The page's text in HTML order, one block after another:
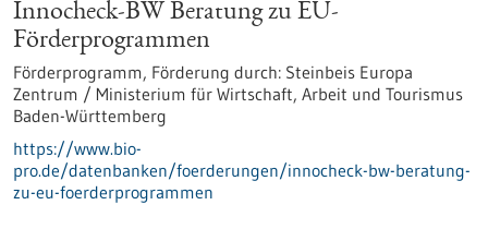
Innocheck-BW Beratung zu EU-
Förderprogrammen
Förderprogramm, Förderung durch: Steinbeis Europa
Zentrum / Ministerium für Wirtschaft, Arbeit und Tourismus
Baden-Württemberg
https://www.bio-
pro.de/datenbanken/foerderungen/innocheck-bw-beratung-
zu-eu-foerderprogrammen